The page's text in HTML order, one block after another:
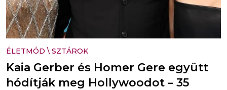
ÉLETMÓD \ SZTÁROK
Kaia Gerber és Homer Gere együtt
hódítják meg Hollywoodot – 35